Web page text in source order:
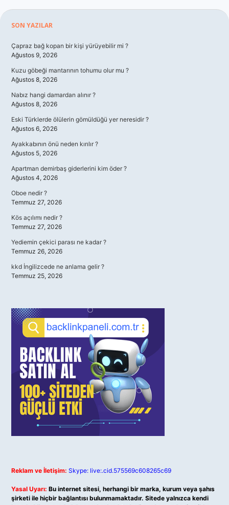
Sidebar
SON YAZILAR
Çapraz bağ kopan bir kişi yürüyebilir mi ?
Ağustos 9, 2026
Kuzu göbeği mantarının tohumu olur mu ?
Ağustos 8, 2026
Nabız hangi damardan alınır ?
Ağustos 8, 2026
Eski Türklerde ölülerin gömüldüğü yer neresidir ?
Ağustos 6, 2026
Ayakkabının önü neden kırılır ?
Ağustos 5, 2026
Apartman demirbaş giderlerini kim öder ?
Ağustos 4, 2026
Oboe nedir ?
Temmuz 27, 2026
Kös açılımı nedir ?
Temmuz 27, 2026
Yediemin çekici parası ne kadar ?
Temmuz 26, 2026
kkd İngilizcede ne anlama gelir ?
Temmuz 25, 2026
Reklam ve İletişim: Skype: live:.cid.575569c608265c69
Yasal Uyarı: Bu internet sitesi, herhangi bir marka, kurum veya şahıs
şirketi ile hiçbir bağlantısı bulunmamaktadır. Sitede yalnızca kendi